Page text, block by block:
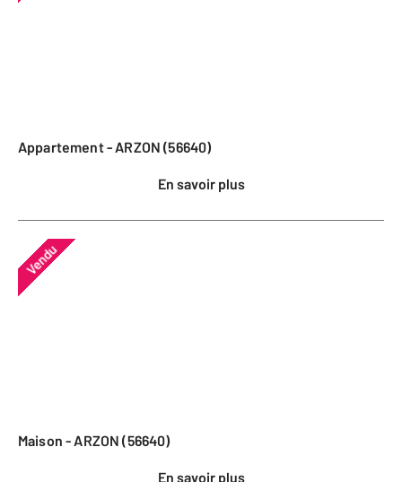
Appartement - ARZON (56640)
En savoir plus
Vendu
Maison - ARZON (56640)
En savoir plus